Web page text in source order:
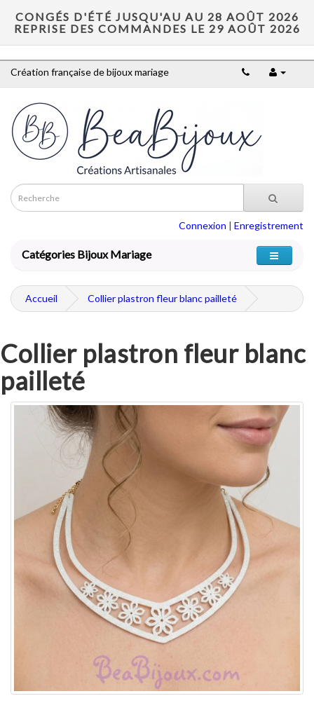
CONGÉS D'ÉTÉ JUSQU'AU AU 28 AOÛT 2026
REPRISE DES COMMANDES LE 29 AOÛT 2026
Création française de bijoux mariage
Connexion | Enregistrement
Catégories Bijoux Mariage
Accueil Collier plastron fleur blanc pailleté
Collier plastron fleur blanc
pailleté